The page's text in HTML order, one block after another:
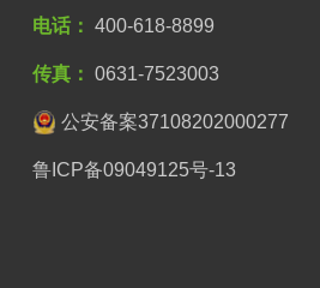
电话： 400-618-8899
传真： 0631-7523003
公安备案37108202000277
鲁ICP备09049125号-13